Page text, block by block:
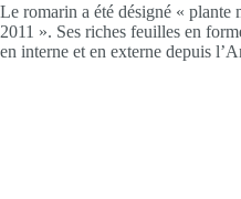
Le romarin a été désigné « plante
2011 ». Ses riches feuilles en
en interne et en externe depuis